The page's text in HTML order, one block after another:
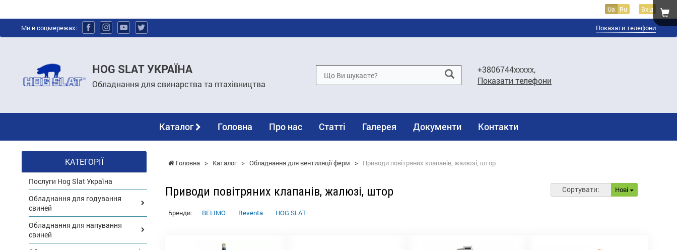
Ua Ru Вхід
Ми в соцмережах: Показати телефони
HOG SLAT УКРАЇНА
Обладнання для свинарства та птахівництва
+3806744xxxxx,
Показати телефони
Каталог Головна Про нас Статті Галерея Документи Контакти
Головна > Каталог > Обладнання для вентиляції ферм > Приводи повітряних клапанів, жалюзі, штор
Приводи повітряних клапанів, жалюзі, штор Сортувати: Нові
Бренди: BELIMO Reventa HOG SLAT
КАТЕГОРІЇ
Послуги Hog Slat Україна
Обладнання для годування
свиней
Обладнання для напування
свиней